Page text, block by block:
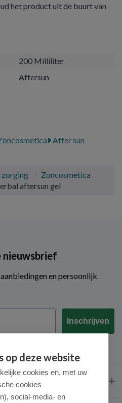
het product uit de buurt van
200 Milliliter
Aftersun
After sun
Zoncosmetica
aftersun gel
nieuwsbrief
en persoonlijk
Inschrijven
op deze website
cookies en, met uw
cookies
social-media- en